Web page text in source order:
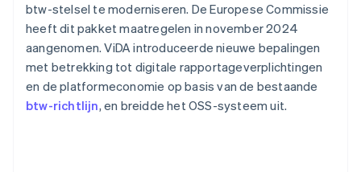
btw-stelsel te moderniseren. De Europese Commissie
heeft dit pakket maatregelen in november 2024
aangenomen. ViDA introduceerde nieuwe bepalingen
met betrekking tot digitale rapportageverplichtingen
en de platformeconomie op basis van de bestaande
btw-richtlijn, en breidde het OSS-systeem uit.